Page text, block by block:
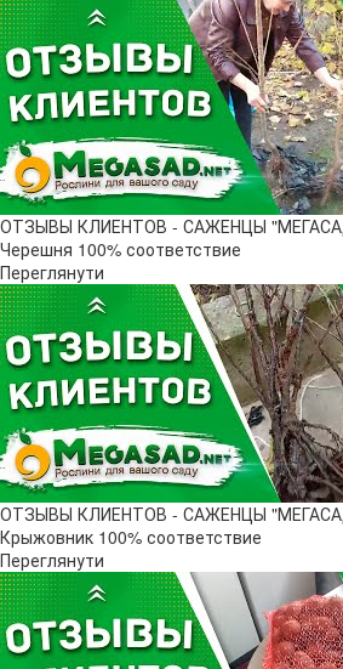
ОТЗЫВЫ КЛИЕНТОВ - САЖЕНЦЫ
Черешня 100% соответствие
Переглянути
ОТЗЫВЫ КЛИЕНТОВ - САЖЕНЦЫ
Крыжовник 100% соответствие
Переглянути